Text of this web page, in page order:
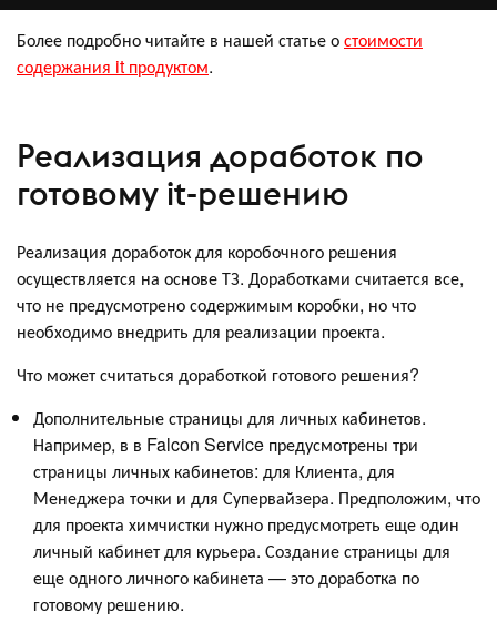
Более подробно читайте в нашей статье остоимости
содержания it продуктом.
Реализация доработок по
готовому it-решению
Реализация доработок для коробочного решения
осуществляется на основе ТЗ. Доработками считается все,
что не предусмотрено содержимым коробки, но что
необходимо внедрить для реализации проекта.
Что может считаться доработкой готового решения?
Дополнительные страницы для личных кабинетов.
Например, в в Falcon Service предусмотрены три
страницы личных кабинетов: для Клиента, для
Менеджера точки и для Супервайзера. Предположим, что
для проекта химчистки нужно предусмотреть еще один
личный кабинет для курьера. Создание страницы для
еще одного личного кабинета — это доработка по
готовому решению.